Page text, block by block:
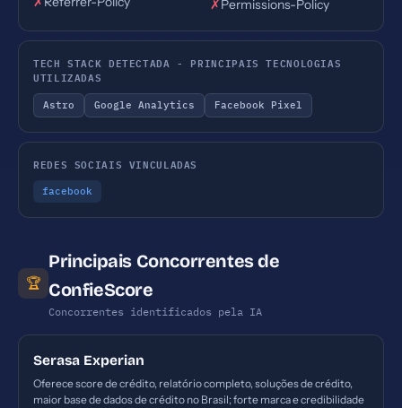
✗ Permissions-Policy
TECH STACK DETECTADA - PRINCIPAIS TECNOLOGIAS
UTILIZADAS
Astro Google Analytics Facebook Pixel
REDES SOCIAIS VINCULADAS
facebook
🏆
Principais Concorrentes de
ConfieScore
Concorrentes identificados pela IA
Serasa Experian
Oferece score de crédito, relatório completo, soluções de crédito,
maior base de dados de crédito no Brasil; forte marca e credibilidade